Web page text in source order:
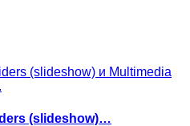
(slideshow)…